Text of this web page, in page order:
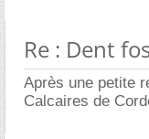
Re : Dent
Après une petite
Calcaires de